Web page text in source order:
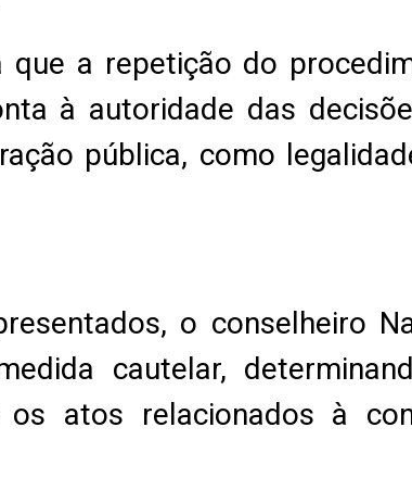
que a repetição do
à autoridade das
pública, como
o conselheiro
cautelar,
atos relacionados à